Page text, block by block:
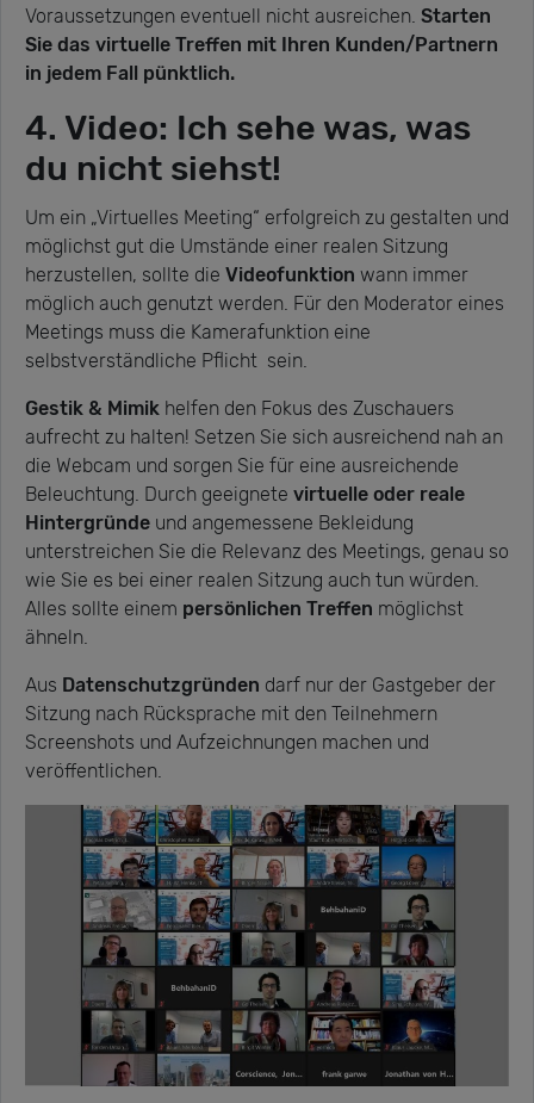
Voraussetzungen eventuell nicht ausreichen. Starten
Sie das virtuelle Treffen mit Ihren Kunden/Partnern
in jedem Fall pünktlich.
4. Video: Ich sehe was, was
du nicht siehst!
Um ein „Virtuelles Meeting“ erfolgreich zu gestalten und
möglichst gut die Umstände einer realen Sitzung
herzustellen, sollte die Videofunktion wann immer
möglich auch genutzt werden. Für den Moderator eines
Meetings muss die Kamerafunktion eine
selbstverständliche Pflicht sein.
Gestik & Mimik helfen den Fokus des Zuschauers
aufrecht zu halten! Setzen Sie sich ausreichend nah an
die Webcam und sorgen Sie für eine ausreichende
Beleuchtung. Durch geeignete virtuelle oder reale
Hintergründe und angemessene Bekleidung
unterstreichen Sie die Relevanz des Meetings, genau so
wie Sie es bei einer realen Sitzung auch tun würden.
Alles sollte einem persönlichen Treffen möglichst
ähneln.
Aus Datenschutzgründen darf nur der Gastgeber der
Sitzung nach Rücksprache mit den Teilnehmern
Screenshots und Aufzeichnungen machen und
veröffentlichen.